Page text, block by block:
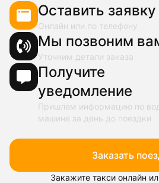
Оставить заявку
Онлайн или по телефону
Мы позвоним
Уточним детали заказа
Получите
уведомление
Пришлем информацию по
машине за день до поездки
Заказать
Закажите такси онлайн